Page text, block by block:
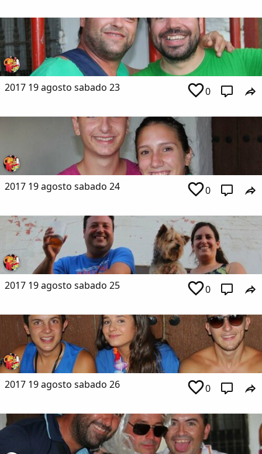
2017 19 agosto sabado 23 0
2017 19 agosto sabado 24 0
2017 19 agosto sabado 25 0
2017 19 agosto sabado 26 0